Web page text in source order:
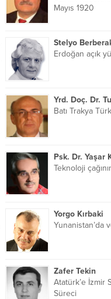
Mayıs 1920
Stelyo
Erdoğan açık
Yrd. Doç. Dr.
Batı Trakya
Psk. Dr. Yaşar
Teknoloji
Yorgo Kırbaki
Yunanistan’da
Zafer Tekin
Atatürk’e İzmir
Süreci